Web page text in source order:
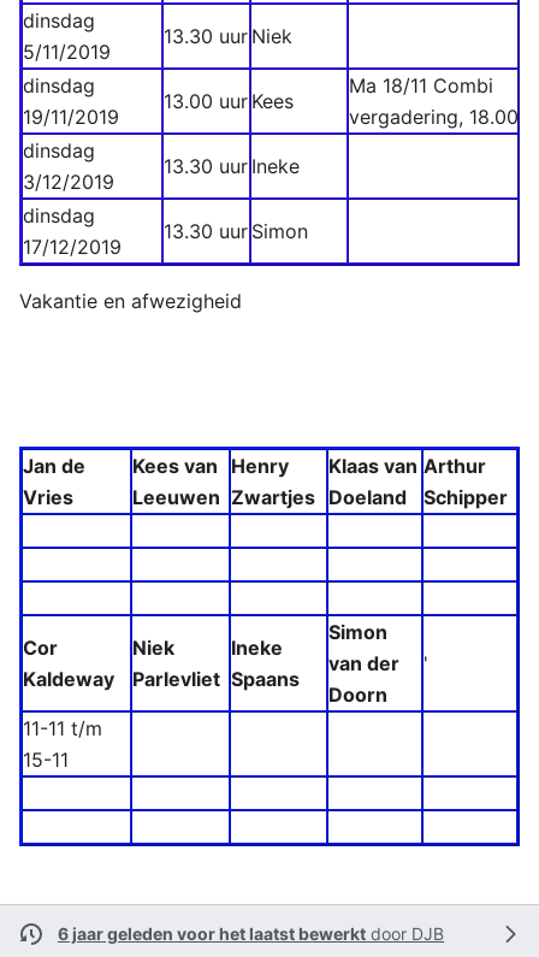
dinsdag
5/11/2019
13.30 uur Niek
dinsdag
19/11/2019
13.00 uur Kees
Ma 18/11 Combi
vergadering, 18.00
dinsdag
3/12/2019
13.30 uur Ineke
dinsdag
17/12/2019
13.30 uur Simon
Vakantie en afwezigheid
Jan de
Vries
Kees van
Leeuwen
Henry
Zwartjes
Klaas van
Doeland
Arthur
Schipper
Cor
Kaldeway
Niek
Parlevliet
Ineke
Spaans
Simon
van der
Doorn
'
11-11 t/m
15-11
6 jaar geleden voor het laatst bewerkt door DJB